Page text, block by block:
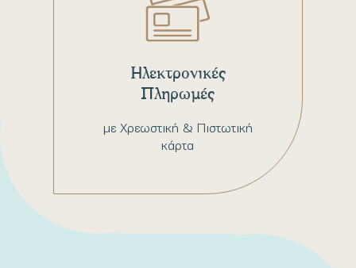
με Χρεωστική & Πιστωτική
κάρτα
Ηλεκτρονικές
Πληρωμές